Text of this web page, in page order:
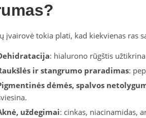
įvairovė tokia plati, kad kiekvienas ras
: hialurono rūgštis
ir stangrumo praradimas:
dėmės, spalvos
uždegimai: cinkas, niacinamidas,